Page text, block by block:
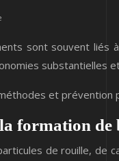
sont souvent liés
substantielles
et
formation de
de rouille, de